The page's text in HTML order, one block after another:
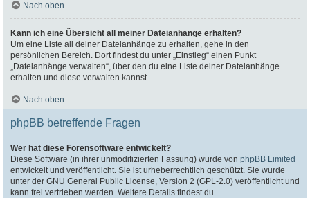
Nach oben
Kann ich eine Übersicht all meiner Dateianhänge erhalten?
Um eine Liste all deiner Dateianhänge zu erhalten, gehe in den
persönlichen Bereich. Dort findest du unter „Einstieg“ einen Punkt
„Dateianhänge verwalten“, über den du eine Liste deiner Dateianhänge
erhalten und diese verwalten kannst.
Nach oben
phpBB betreffende Fragen
Wer hat diese Forensoftware entwickelt?
Diese Software (in ihrer unmodifizierten Fassung) wurde von phpBB Limited
entwickelt und veröffentlicht. Sie ist urheberrechtlich geschützt. Sie wurde
unter der GNU General Public License, Version 2 (GPL-2.0) veröffentlicht und
kann frei vertrieben werden. Weitere Details findest du